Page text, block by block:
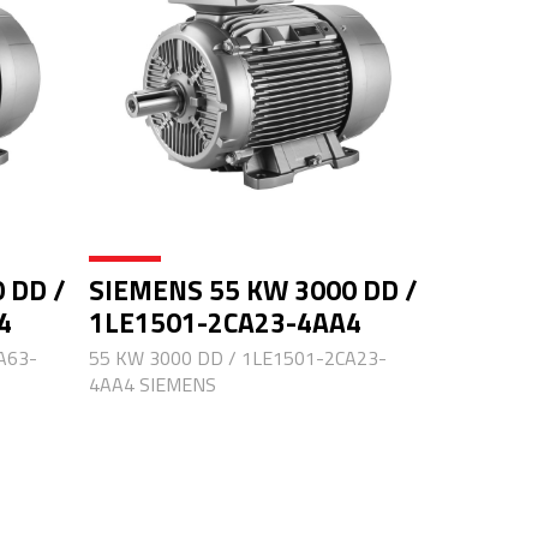
DD / SIEMENS 55 KW 3000 DD /
1LE1501-2CA23-4AA4
55 KW 3000 DD / 1LE1501-2CA23-
4AA4 SIEMENS